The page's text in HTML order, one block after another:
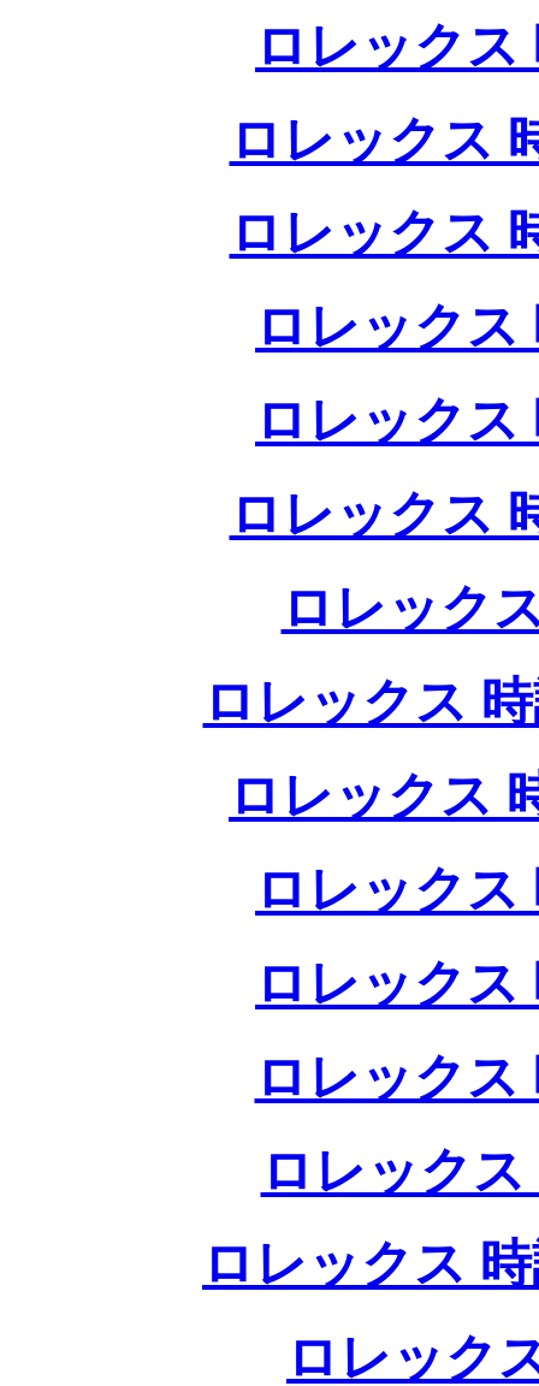
ロレックス
ロレックス
ロレックス
ロレックス
ロレックス
ロレックス
ロレック
ロレックス
ロレックス
ロレックス
ロレックス
ロレックス
ロレック
ロレックス
ロレック